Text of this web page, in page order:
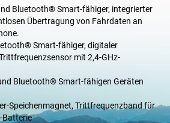
Bluetooth® Smart-fähiger, integrierter
Übertragung von Fahrdaten an
Smart-fähiger, digitaler
mit 2,4-GHz-
Bluetooth® Smart-fähigen Geräten
Speichenmagnet, Trittfrequenzband für
Batterie